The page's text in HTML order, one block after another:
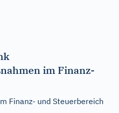
im Finanz-
Finanz- und Steuerbereich